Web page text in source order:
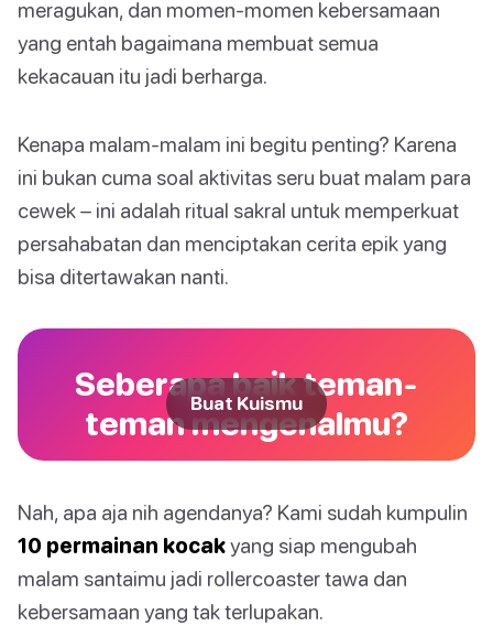
meragukan, dan momen-momen kebersamaan
yang entah bagaimana membuat semua
kekacauan itu jadi berharga.
Kenapa malam-malam ini begitu penting? Karena
ini bukan cuma soal aktivitas seru buat malam para
cewek – ini adalah ritual sakral untuk memperkuat
persahabatan dan menciptakan cerita epik yang
bisa ditertawakan nanti.
Seberapa baik teman-
teman mengenalmu?
Buat Kuismu
Nah, apa aja nih agendanya? Kami sudah kumpulin
10 permainan kocakyang siap mengubah
malam santaimu jadi rollercoaster tawa dan
kebersamaan yang tak terlupakan.